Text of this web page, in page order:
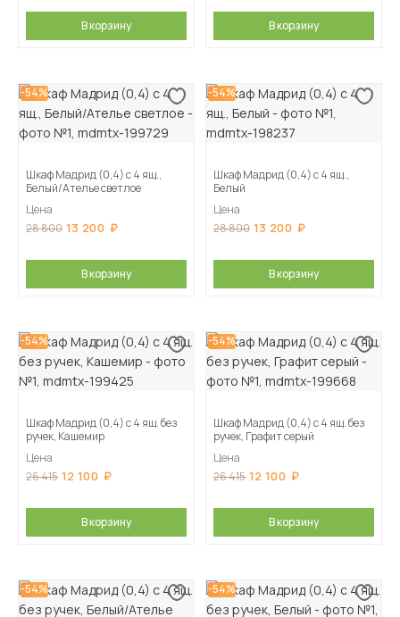
В корзину В корзину
-54%
Шкаф Мадрид (0,4) с 4 ящ.,
Белый/Ателье светлое
Цена
28 800 13 200
В корзину
-54%
Шкаф Мадрид (0,4) с 4 ящ.,
Белый
Цена
28 800 13 200
В корзину
-54%
Шкаф Мадрид (0,4) с 4 ящ. без
ручек, Кашемир
Цена
26 415 12 100
В корзину
-54%
Шкаф Мадрид (0,4) с 4 ящ. без
ручек, Графит серый
Цена
26 415 12 100
В корзину
-54% -54%